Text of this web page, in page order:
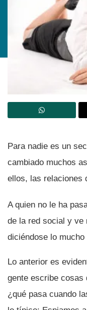
Para nadie es un
cambiado muchos
ellos, las relaciones
A quien no le ha
de la red social y ve
diciéndose lo mucho
Lo anterior es
gente escribe cosas
¿qué pasa cuando